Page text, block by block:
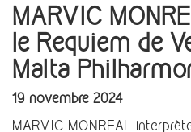
MARVIC
le Requiem de
Malta
19 novembre 2024
MARVIC MONREAL